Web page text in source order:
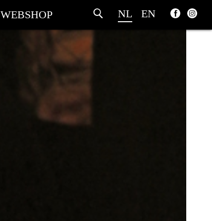
NL EN
WEBSHOP